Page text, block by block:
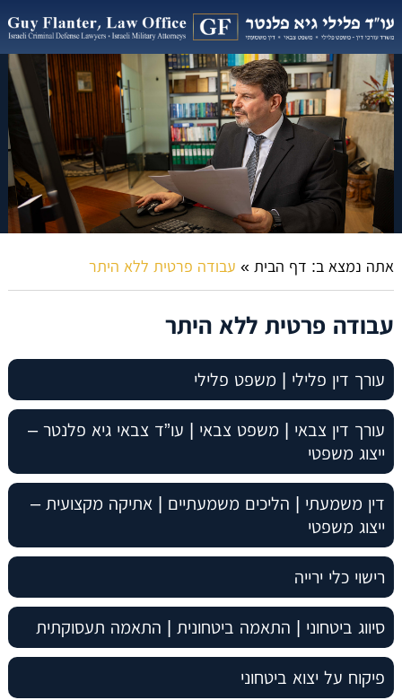
אתה נמצא ב: דף הבית » עבודה פרטית ללא היתר
עבודה פרטית ללא היתר
עורך דין פלילי | משפט פלילי
עורך דין צבאי | משפט צבאי | עו”ד צבאי גיא פלנטר –
ייצוג משפטי
דין משמעתי | הליכים משמעתיים | אתיקה מקצועית –
ייצוג משפטי
רישוי כלי ירייה
סיווג ביטחוני | התאמה ביטחונית | התאמה תעסוקתית
פיקוח על יצוא ביטחוני